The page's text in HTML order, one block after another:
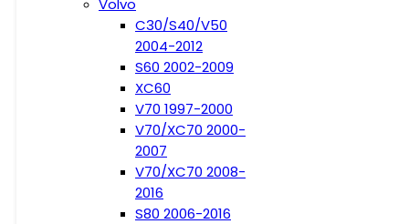
Volvo
C30/S40/V50
2004-2012
S60 2002-2009
XC60
V70 1997-2000
V70/XC70 2000-
2007
V70/XC70 2008-
2016
S80 2006-2016